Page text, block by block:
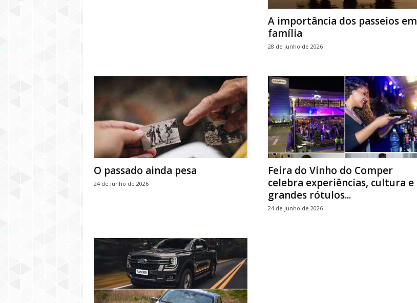
A importância dos passeios em
família
28 de junho de 2026
O passado ainda pesa
24 de junho de 2026
Feira do Vinho do Comper
celebra experiências, cultura e
grandes rótulos...
24 de junho de 2026